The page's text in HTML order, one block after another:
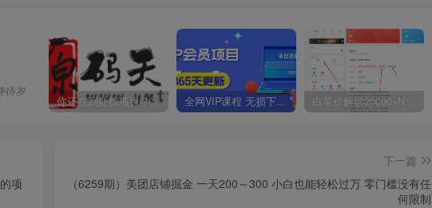
待岁
你还在到处找项目？还在当韭菜？我靠卖项目一个月收入5万+，曾经我也是个失败者。 全网VIP课程 无损下载~ 白菜价解锁20000+N个赚钱机会，加入源码天堂会员，全站资源免费学习。
项
下一篇
（6259期）美团店铺掘金 一天200～300 小白也能轻松过万 零门槛没有任
何限制